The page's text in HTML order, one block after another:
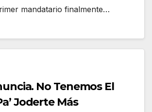
mandatario finalmente…
No Tenemos El
Joderte Más